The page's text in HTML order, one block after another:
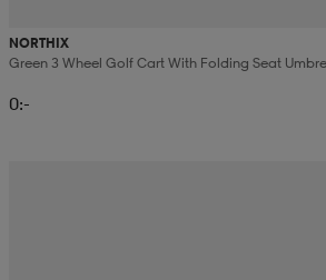
NORTHIX
Green 3 Wheel Golf
0:-